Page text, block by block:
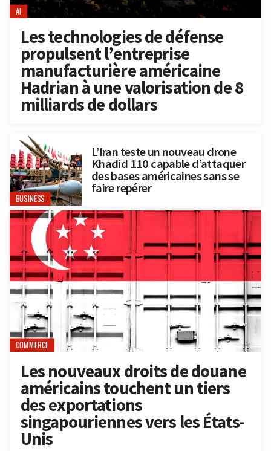
AI
Les technologies de défense
propulsent l’entreprise
manufacturière américaine
Hadrian à une valorisation de 8
milliards de dollars
BUSINESS
L’Iran teste un nouveau drone
Khadid 110 capable d’attaquer
des bases américaines sans se
faire repérer
COMMERCE
Les nouveaux droits de douane
américains touchent un tiers
des exportations
singapouriennes vers les États-
Unis